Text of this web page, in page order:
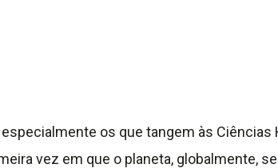
os que tangem às Ciências
vez em que o planeta, globalmente,